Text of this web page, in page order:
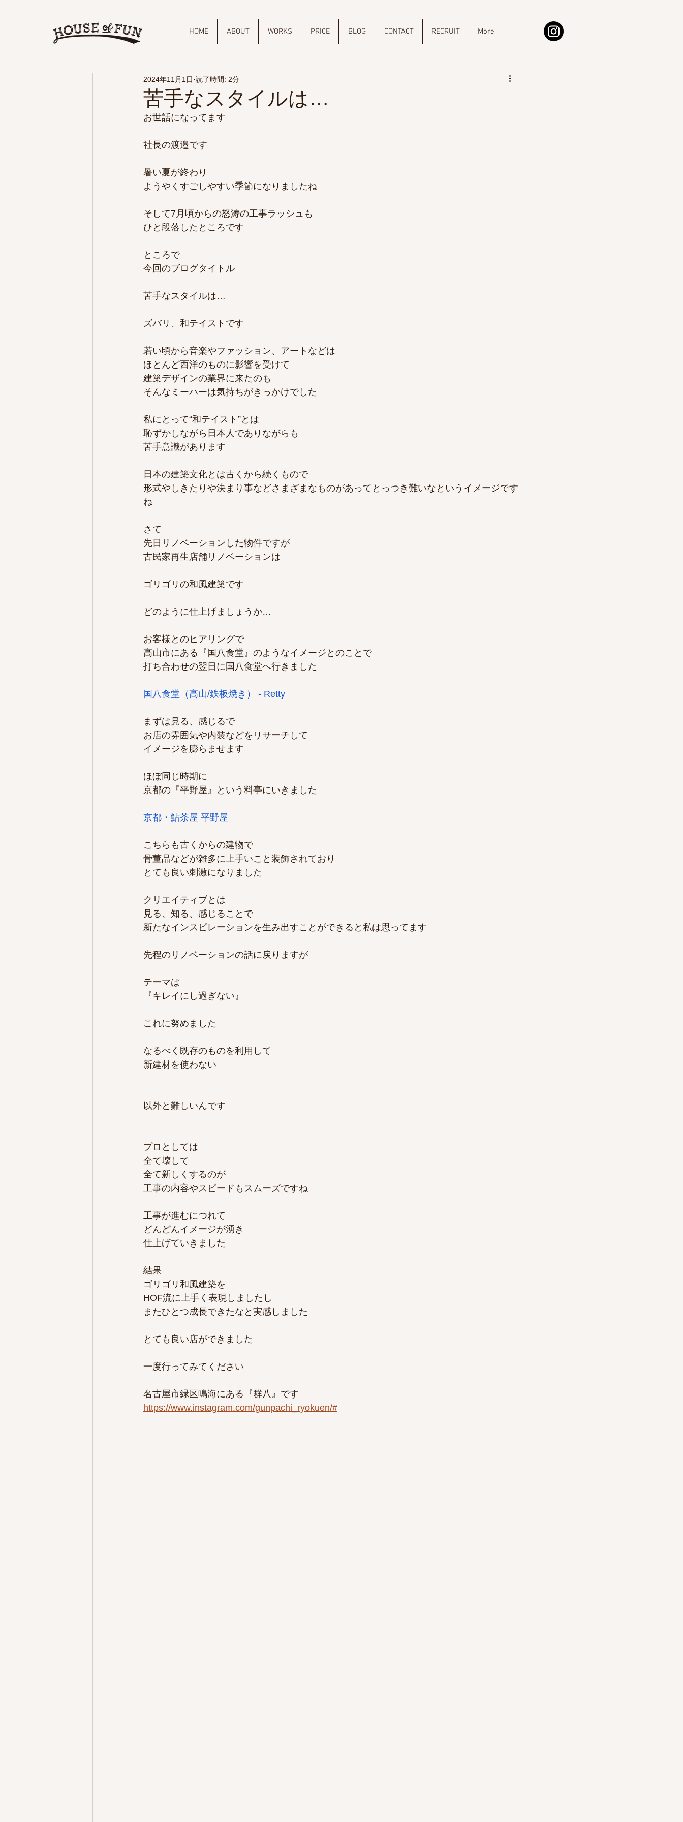
HOME ABOUT WORKS PRICE BLOG CONTACT RECRUIT More
苦手なスタイルは…
2024年11月1日 読了時間: 2分
お世話になってます
社長の渡邉です
暑い夏が終わり
ようやくすごしやすい季節になりましたね
そして7月頃からの怒涛の工事ラッシュも
ひと段落したところです
ところで
今回のブログタイトル
苦手なスタイルは…
ズバリ、和テイストです
若い頃から音楽やファッション、アートなどは
ほとんど西洋のものに影響を受けて
建築デザインの業界に来たのも
そんなミーハーは気持ちがきっかけでした
私にとって“和テイスト”とは
恥ずかしながら日本人でありながらも
苦手意識があります
日本の建築文化とは古くから続くもので
形式やしきたりや決まり事などさまざまなものがあってとっつき難いなというイメージです
ね
さて
先日リノベーションした物件ですが
古民家再生店舗リノベーションは
ゴリゴリの和風建築です
どのように仕上げましょうか…
お客様とのヒアリングで
高山市にある『国八食堂』のようなイメージとのことで
打ち合わせの翌日に国八食堂へ行きました
国八食堂（高山/鉄板焼き） - Retty
まずは見る、感じるで
お店の雰囲気や内装などをリサーチして
イメージを膨らませます
ほぼ同じ時期に
京都の『平野屋』という料亭にいきました
京都・鮎茶屋 平野屋
こちらも古くからの建物で
骨董品などが雑多に上手いこと装飾されており
とても良い刺激になりました
クリエイティブとは
見る、知る、感じることで
新たなインスピレーションを生み出すことができると私は思ってます
先程のリノベーションの話に戻りますが
テーマは
『キレイにし過ぎない』
これに努めました
なるべく既存のものを利用して
新建材を使わない
以外と難しいんです
プロとしては
全て壊して
全て新しくするのが
工事の内容やスピードもスムーズですね
工事が進むにつれて
どんどんイメージが湧き
仕上げていきました
結果
ゴリゴリ和風建築を
HOF流に上手く表現しましたし
またひとつ成長できたなと実感しました
とても良い店ができました
一度行ってみてください
名古屋市緑区鳴海にある『群八』です
https://www.instagram.com/gunpachi_ryokuen/#